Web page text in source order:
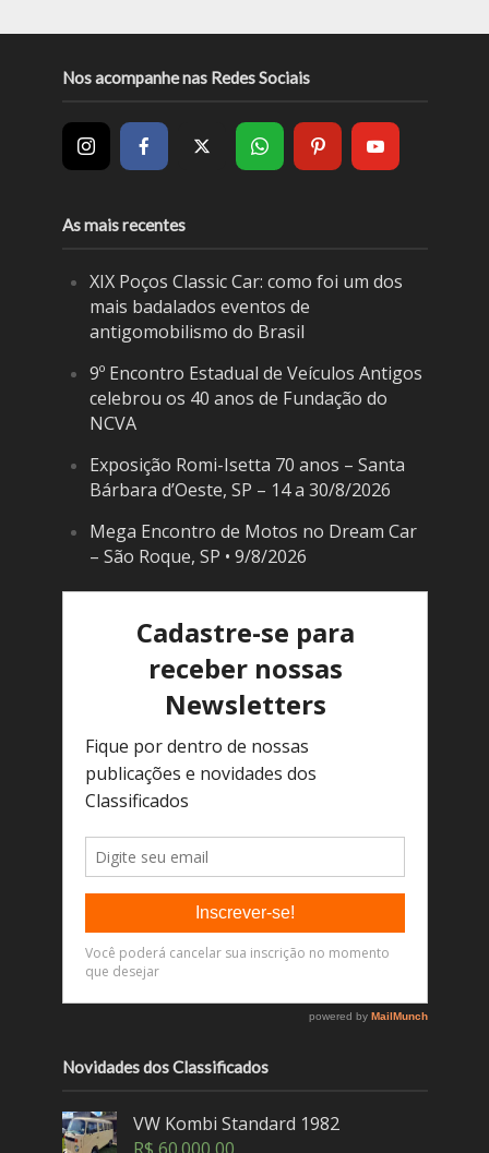
Nos acompanhe nas Redes Sociais
As mais recentes
XIX Poços Classic Car: como foi um dos
mais badalados eventos de
antigomobilismo do Brasil
9º Encontro Estadual de Veículos Antigos
celebrou os 40 anos de Fundação do
NCVA
Exposição Romi-Isetta 70 anos – Santa
Bárbara d’Oeste, SP – 14 a 30/8/2026
Mega Encontro de Motos no Dream Car
– São Roque, SP • 9/8/2026
Novidades dos Classificados
VW Kombi Standard 1982